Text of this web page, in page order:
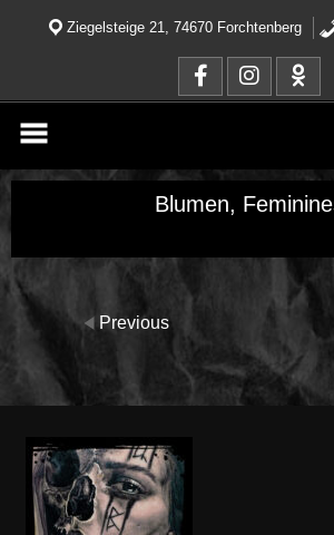
Ziegelsteige 21, 74670 Forchtenberg
Blumen,
Previous